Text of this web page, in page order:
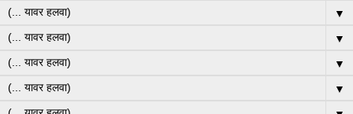
▼
▼
▼
▼